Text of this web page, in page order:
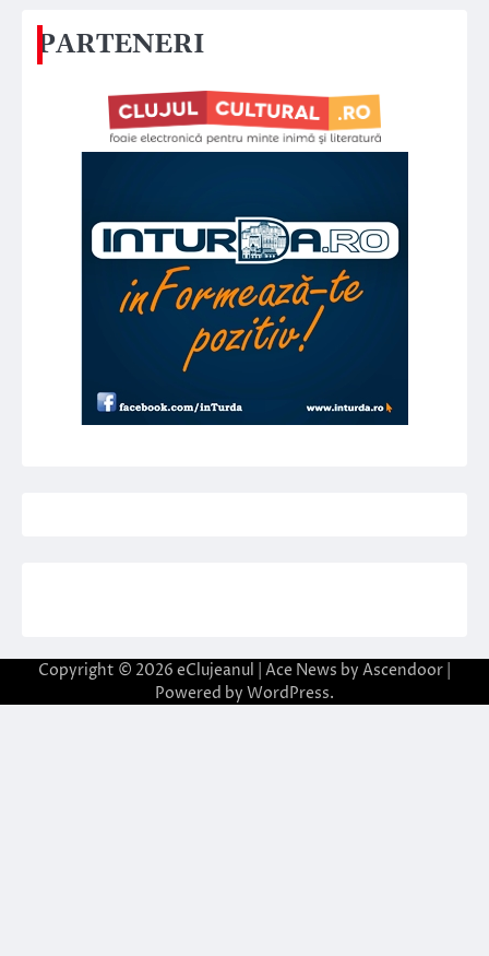
PARTENERI
Copyright © 2026 eClujeanul | Ace News by Ascendoor
Powered by WordPress.